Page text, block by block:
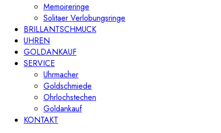
Memoireringe
Solitaer Verlobungsringe
BRILLANTSCHMUCK
UHREN
GOLDANKAUF
SERVICE
Uhrmacher
Goldschmiede
Ohrlochstechen
Goldankauf
KONTAKT